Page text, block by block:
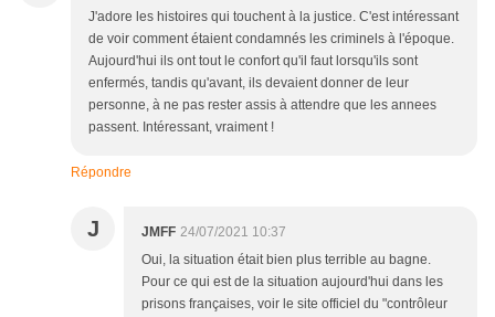
J'adore les histoires qui touchent à la justice. C'est intéressant
de voir comment étaient condamnés les criminels à l'époque.
Aujourd'hui ils ont tout le confort qu'il faut lorsqu'ils sont
enfermés, tandis qu'avant, ils devaient donner de leur
personne, à ne pas rester assis à attendre que les annees
passent. Intéressant, vraiment !
Répondre
J JMFF 24/07/2021 10:37
Oui, la situation était bien plus terrible au bagne.
Pour ce qui est de la situation aujourd'hui dans les
prisons françaises, voir le site officiel du "contrôleur